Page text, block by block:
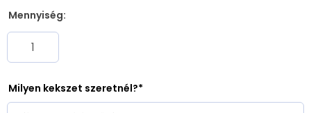
Mennyiség:
Milyen kekszet szeretnél?